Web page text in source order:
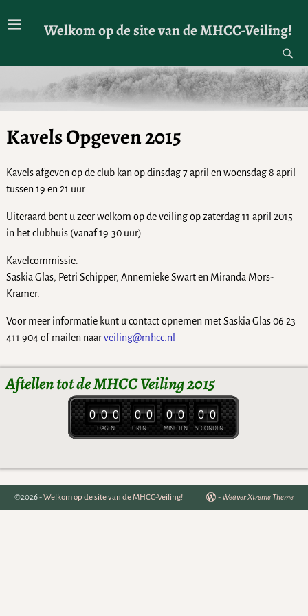
Welkom op de site van de MHCC-Veiling!
Kavels Opgeven 2015
Kavels afgeven op de club kan op dinsdag 7 april en woensdag 8 april
tussen 19 en 21 uur.
Uiteraard bent u zeer welkom op de veiling op zaterdag 11 april 2015
in het clubhuis (vanaf 19.30 uur).
Kavelcommissie:
Saskia Glas, Petri Schipper, Annemieke Swart en Miranda Mors-
Kramer.
Voor meer informatie kunt u contact opnemen met Saskia Glas 06 23
411 904 of mailen naarveiling@mhcc.nl
Aftellen tot de MHCC Veiling 2015
DAGEN
0 0 0
UREN
0 0
MINUTEN
0 0
SECONDEN
0 0
©2026 -Welkom op de site van de MHCC-Veiling! - Weaver Xtreme Theme